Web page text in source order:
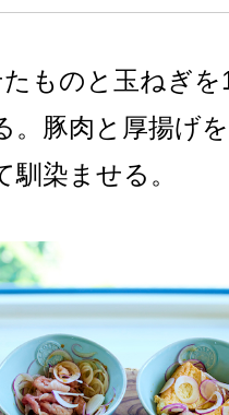
ものと玉ねぎ
。豚肉と厚揚げ
馴染ませる。